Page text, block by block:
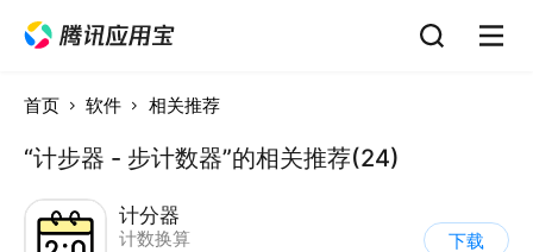
首页 软件 相关推荐
“计步器 - 步计数器”的相关推荐(24)
计分器
计数换算
下载